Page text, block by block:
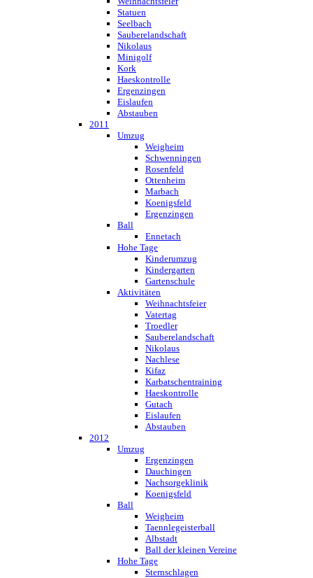
Statuen
Seelbach
Sauberelandschaft
Nikolaus
Minigolf
Kork
Haeskontrolle
Ergenzingen
Eislaufen
Abstauben
2011
Umzug
Weigheim
Schwenningen
Rosenfeld
Ottenheim
Marbach
Koenigsfeld
Ergenzingen
Ball
Ennetach
Hohe Tage
Kinderumzug
Kindergarten
Gartenschule
Aktivitäten
Weihnachtsfeier
Vatertag
Troedler
Sauberelandschaft
Nikolaus
Nachlese
Kifaz
Karbatschentraining
Haeskontrolle
Gutach
Eislaufen
Abstauben
2012
Umzug
Ergenzingen
Dauchingen
Nachsorgeklinik
Koenigsfeld
Ball
Weigheim
Taennlegeisterball
Albstadt
Ball der kleinen Vereine
Hohe Tage
Sternschlagen